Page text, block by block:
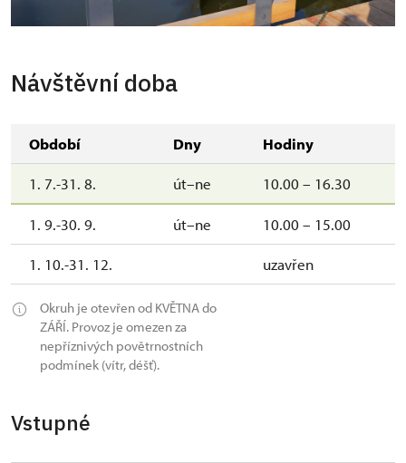
Návštěvní doba
Období Dny Hodiny
1. 7.-31. 8. út–ne 10.00 – 16.30
1. 9.-30. 9. út–ne 10.00 – 15.00
1. 10.-31. 12. uzavřen
Okruh je otevřen od KVĚTNA do
ZÁŘÍ. Provoz je omezen za
nepříznivých povětrnostních
podmínek (vítr, déšť).
Vstupné